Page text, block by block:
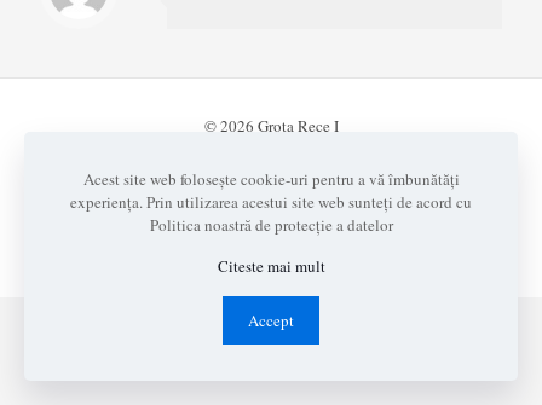
© 2026 Grota Rece I
Contact
Termeni și Condiții
Politica de Confidențialite
ANPC
Nutrienti si alergeni
Acest site web folosește cookie-uri pentru a vă îmbunătăți
experiența. Prin utilizarea acestui site web sunteți de acord cu
Politica noastră de protecție a datelor
Citeste mai mult
Accept